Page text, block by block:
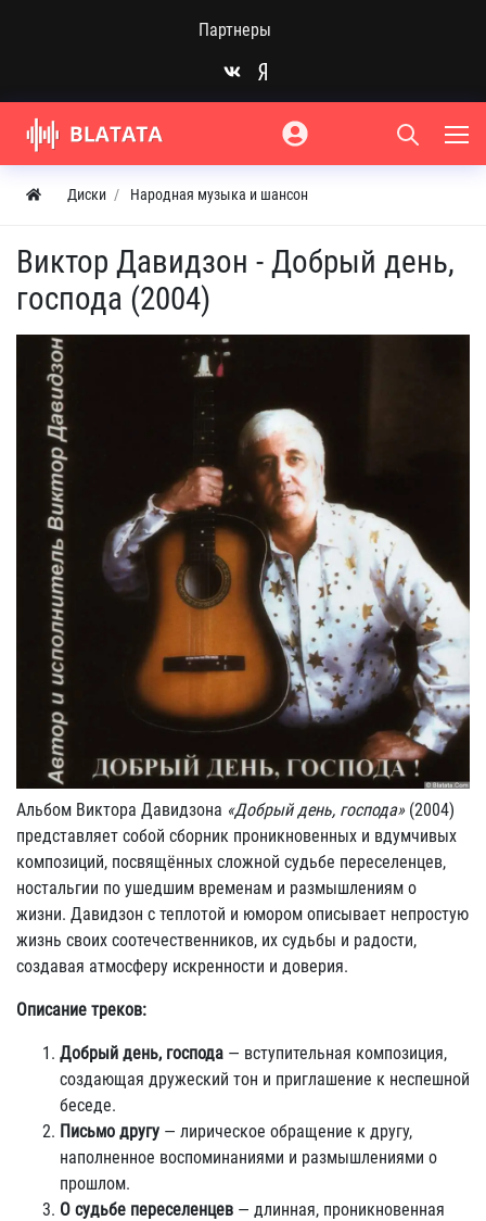
Партнеры
Диски Народная музыка и шансон
Виктор Давидзон - Добрый день,
господа (2004)
Альбом Виктора Давидзона «Добрый день, господа»(2004)
представляет собой сборник проникновенных и вдумчивых
композиций, посвящённых сложной судьбе переселенцев,
ностальгии по ушедшим временам и размышлениям о
жизни. Давидзон с теплотой и юмором описывает непростую
жизнь своих соотечественников, их судьбы и радости,
создавая атмосферу искренности и доверия.
Описание треков:
Добрый день, господа — вступительная композиция,
создающая дружеский тон и приглашение к неспешной
беседе.
Письмо другу — лирическое обращение к другу,
наполненное воспоминаниями и размышлениями о
прошлом.
О судьбе переселенцев — длинная, проникновенная